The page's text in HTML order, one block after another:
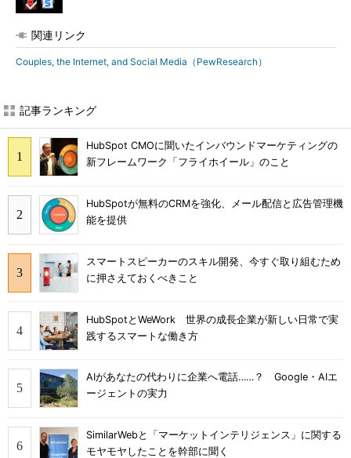
関連リンク
Couples, the Internet, and Social Media（PewResearch）
記事ランキング
HubSpot CMOに聞いたインバウンドマーケティングの
新フレームワーク「フライホイール」のこと
HubSpotが無料のCRMを強化、メール配信と広告管理機
能を提供
スマートスピーカーのスキル開発、今すぐ取り組むため
に押さえておくべきこと
HubSpotとWeWork 世界の成長企業が新しい日常で実
践するスマートな働き方
AIがあなたの代わりに企業へ電話……？ Google・AIエ
ージェントの実力
SimilarWebと「マーケットインテリジェンス」に関する
モヤモヤしたことを幹部に聞く